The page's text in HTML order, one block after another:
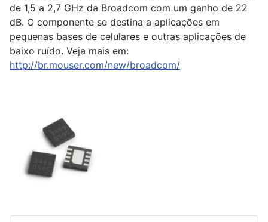
de 1,5 a 2,7 GHz da Broadcom com um ganho de 22
dB. O componente se destina a aplicações em
pequenas bases de celulares e outras aplicações de
baixo ruído. Veja mais em:
http://br.mouser.com/new/broadcom/